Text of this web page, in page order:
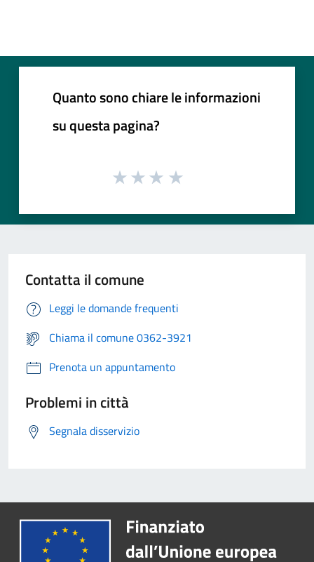
Quanto sono chiare le informazioni
su questa pagina?
Contatta il comune
Leggi le domande frequenti
Chiama il comune 0362-3921
Prenota un appuntamento
Problemi in città
Segnala disservizio